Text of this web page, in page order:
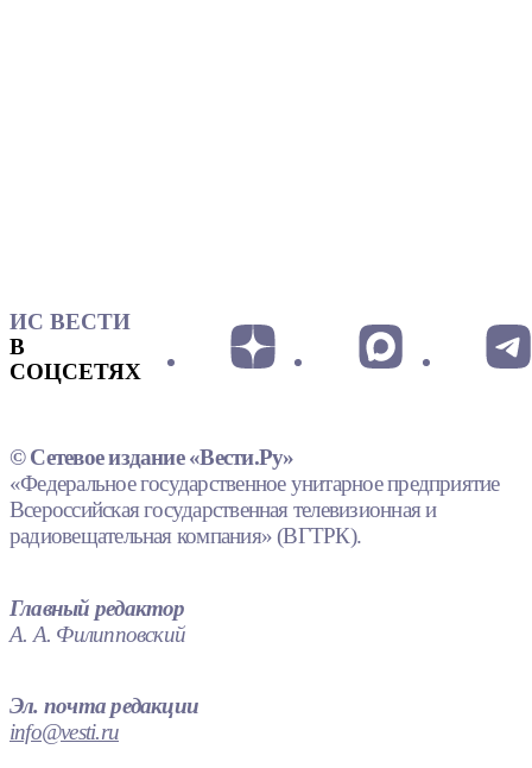
ИС ВЕСТИ
В
СОЦСЕТЯХ
© Сетевое издание «Вести.Ру»
«Федеральное государственное унитарное предприятие
Всероссийская государственная телевизионная и
радиовещательная компания» (ВГТРК).
Главный редактор
А. А. Филипповский
Эл. почта редакции
info@vesti.ru